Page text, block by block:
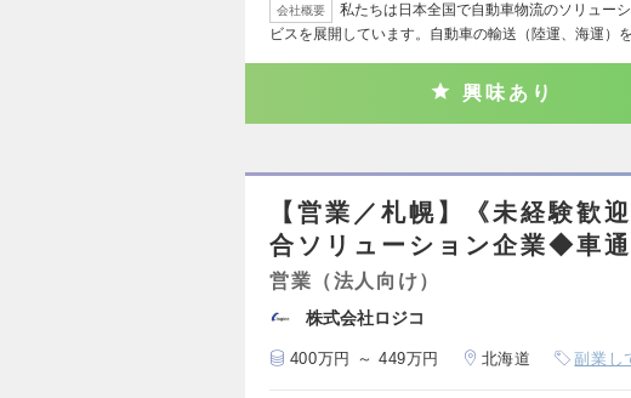
会社概要
私たちは日本全国で自動車物流のソリュー
ビスを展開しています。自動車の輸送（陸運、海運）
興味あり
【営業／札幌】《未経験
合ソリューション企業◆車
営業（法人向け）
株式会社ロジコ
400万円 ～ 449万円 北海道 副業し